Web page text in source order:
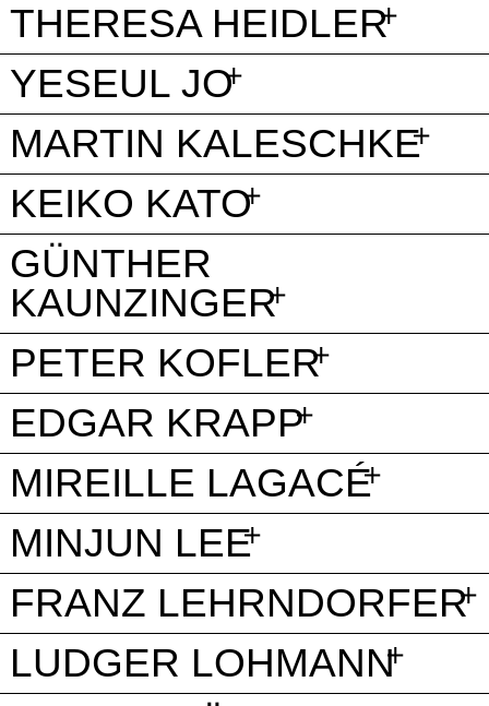
THERESA HEIDLER
YESEUL JO
MARTIN KALESCHKE
KEIKO KATO
GÜNTHER
KAUNZINGER
PETER KOFLER
EDGAR KRAPP
MIREILLE LAGACÉ
MINJUN LEE
FRANZ LEHRNDORFER
LUDGER LOHMANN